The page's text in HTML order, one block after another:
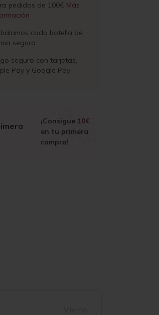
pedidos de 100€ Más
cada botella de
segura
seguro con tarjetas,
Pay y Google Pay
¡Consigue 10€
en tu primera
compra!